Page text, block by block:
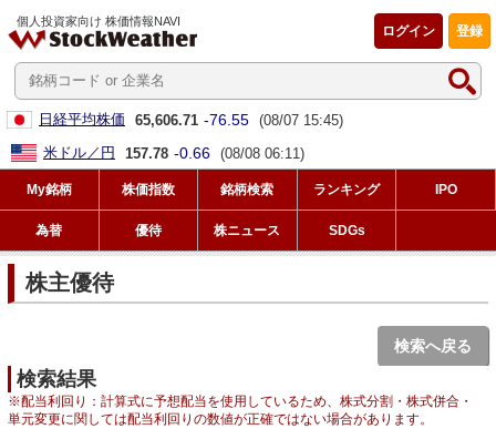
個人投資家向け 株価情報NAVI
登録
ログイン
日経平均株価 65,606.71 -76.55 (08/07 15:45)
米ドル／円
157.78 -0.66 (08/08 06:11)
My銘柄 株価指数 銘柄検索 ランキング IPO
為替 優待 株ニュース SDGs
株主優待
検索へ戻る
検索結果
※配当利回り：計算式に予想配当を使用しているため、株式分割・株式併合・
単元変更に関しては配当利回りの数値が正確ではない場合があります。